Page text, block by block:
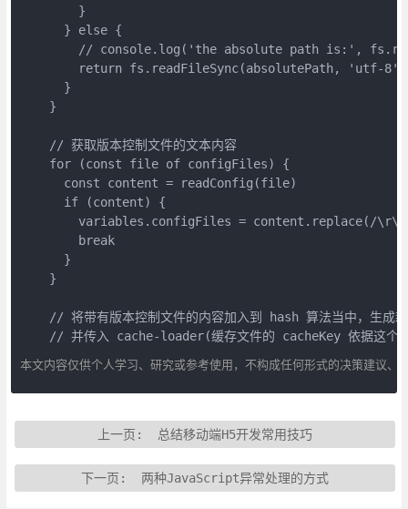
        }
      } else {
// console.log('the absolute path is:',
        return fs.readFileSync(absolutePath, 'utf-8')
      }
    }
    // 获取版本控制文件的文本内容
    for (const file of configFiles) {
      const content = readConfig(file)
      if (content) {
variables.configFiles = content.replace(/
        break
      }
    }
// 将带有版本控制文件的内容加入到 hash 算法当中，生
// 并传入 cache-loader(缓存文件的 cacheKey 依据这个
本文内容仅供个人学习、研究或参考使用，不构成任何形式的决策建议
上一页: 总结移动端H5开发常用技巧
下一页: 两种JavaScript异常处理的方式